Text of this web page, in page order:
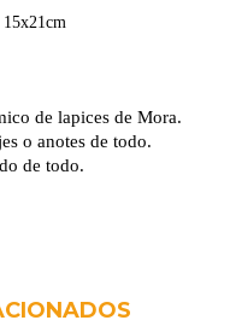
de lapices de Mora.
o anotes de todo.
de todo.